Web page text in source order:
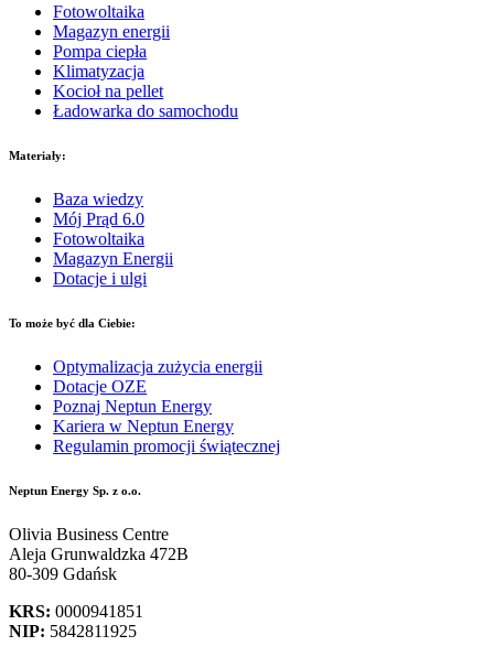
Fotowoltaika
Magazyn energii
Pompa ciepła
Klimatyzacja
Kocioł na pellet
Ładowarka do samochodu
Materiały:
Baza wiedzy
Mój Prąd 6.0
Fotowoltaika
Magazyn Energii
Dotacje i ulgi
To może być dla Ciebie:
Optymalizacja zużycia energii
Dotacje OZE
Poznaj Neptun Energy
Kariera w Neptun Energy
Regulamin promocji świątecznej
Neptun Energy Sp. z o.o.
Olivia Business Centre
Aleja Grunwaldzka 472B
80-309 Gdańsk
KRS: 0000941851
NIP: 5842811925